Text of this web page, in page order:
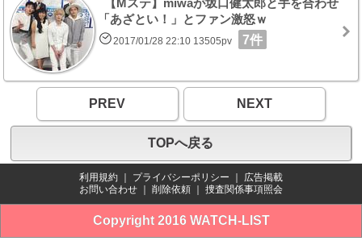
【Mステ】miwaが坂口健太郎と手を合わせ
「あざとい！」とファン激怒ｗ
2017/01/28 22:10 13505pv 7件
PREV NEXT
TOPへ戻る
利用規約 プライバシーポリシー
広告掲載
お問い合わせ
削除依頼 捜査関係事項照会
Copyright 2016 WATCH-LIST